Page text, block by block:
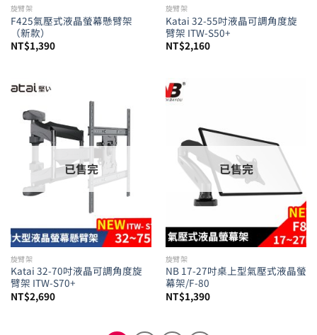
旋臂架
F425氣壓式液晶螢幕懸臂架
（新款）
NT$1,390
旋臂架
Katai 32-55吋液晶可調角度旋
臂架 ITW-S50+
NT$2,160
已售完
旋臂架
Katai 32-70吋液晶可調角度旋
臂架 ITW-S70+
NT$2,690
已售完
旋臂架
NB 17-27吋桌上型氣壓式液晶螢
幕架/F-80
NT$1,390